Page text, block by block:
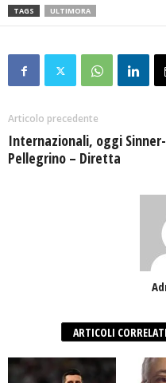
TAGS ULTIMORA
Articolo precedente
Internazionali, oggi Sinner-
Pellegrino – Diretta
ARTICOLI CORRELATI